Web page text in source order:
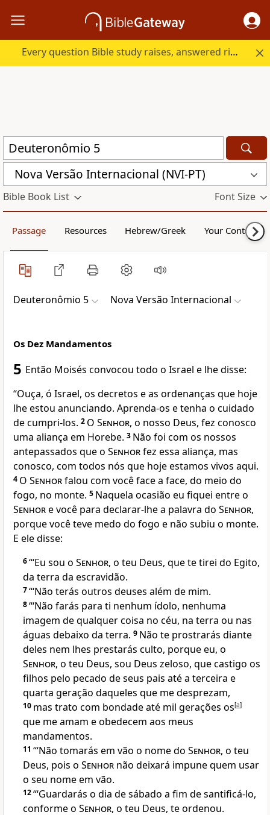
Every question Bible study raises, answered right here.
Nova Versão Internacional (NVI-PT)
Bible Book List Font Size
Passage Resources Hebrew/Greek Your Content
Deuteronômio 5 Nova Versão Internacional
Os Dez Mandamentos
5 Então Moisés convocou todo o Israel e lhe disse:
“Ouça, ó Israel, os decretos e as ordenanças que hoje
lhe estou anunciando. Aprenda-os e tenha o cuidado
de cumpri-los. 2 O Senhor, o nosso Deus, fez conosco
uma aliança em Horebe. 3 Não foi com os nossos
antepassados que o Senhorfez essa aliança, mas
conosco, com todos nós que hoje estamos vivos aqui.
4 O Senhorfalou com você face a face, do meio do
fogo, no monte. 5 Naquela ocasião eu fiquei entre o
Senhore você para declarar-lhe a palavra do Senhor,
porque você teve medo do fogo e não subiu o monte.
E ele disse:
6“‘Eu sou o Senhor, o teu Deus, que te tirei do Egito,
da terra da escravidão.
7“‘Não terás outros deuses além de mim.
8“‘Não farás para ti nenhum ídolo, nenhuma
imagem de qualquer coisa no céu, na terra ou nas
águas debaixo da terra. 9 Não te prostrarás diante
deles nem lhes prestarás culto, porque eu, o
Senhor, o teu Deus, sou Deus zeloso, que castigo os
filhos pelo pecado de seus pais até a terceira e
quarta geração daqueles que me desprezam,
10 mas trato com bondade até mil gerações os[a]
que me amam e obedecem aos meus
mandamentos.
11 “‘Não tomarás em vão o nome do Senhor, o teu
Deus, pois o Senhor não deixará impune quem usar
o seu nome em vão.
12“‘Guardarás o dia de sábado a fim de santificá-lo,
conforme o Senhor, o teu Deus, te ordenou.